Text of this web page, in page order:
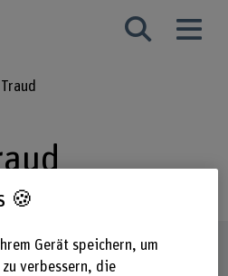
🍪
Gerät speichern, um
verbessern, die